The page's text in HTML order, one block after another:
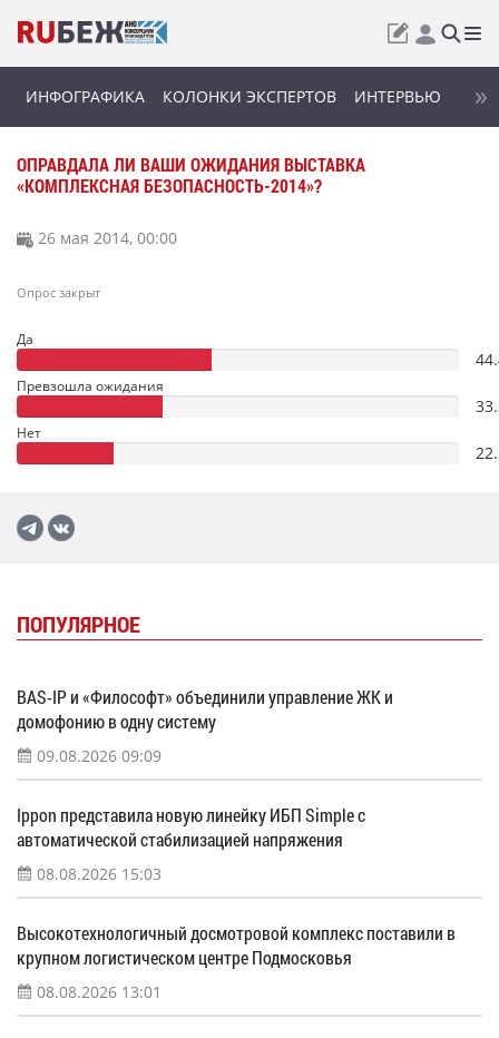
ИНФОГРАФИКА КОЛОНКИ ЭКСПЕРТОВ ИНТЕРВЬЮ
ОПРАВДАЛА ЛИ ВАШИ ОЖИДАНИЯ ВЫСТАВКА
«КОМПЛЕКСНАЯ БЕЗОПАСНОСТЬ-2014»?
26 мая 2014, 00:00
Опрос закрыт
Да
Превзошла ожидания
Нет
ПОПУЛЯРНОЕ
BAS-IP и «Философт» объединили управление ЖК и
домофонию в одну систему
09.08.2026 09:09
Ippon представила новую линейку ИБП Simple с
автоматической стабилизацией напряжения
08.08.2026 15:03
Высокотехнологичный досмотровой комплекс поставили в
крупном логистическом центре Подмосковья
08.08.2026 13:01